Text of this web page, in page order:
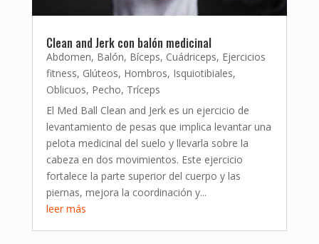
Clean and Jerk con balón medicinal
Abdomen, Balón, Bíceps, Cuádriceps, Ejercicios
fitness, Glúteos, Hombros, Isquiotibiales,
Oblicuos, Pecho, Tríceps
El Med Ball Clean and Jerk es un ejercicio de
levantamiento de pesas que implica levantar una
pelota medicinal del suelo y llevarla sobre la
cabeza en dos movimientos. Este ejercicio
fortalece la parte superior del cuerpo y las
piernas, mejora la coordinación y...
leer más